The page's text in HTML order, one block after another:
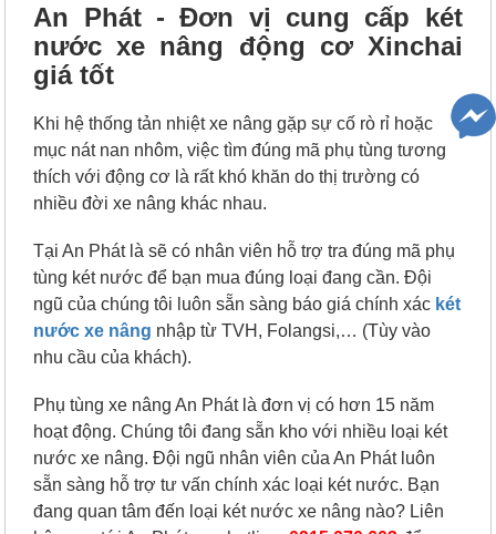
An Phát - Đơn vị cung cấp két
nước xe nâng động cơ Xinchai
giá tốt
Khi hệ thống tản nhiệt xe nâng gặp sự cố rò rỉ hoặc
mục nát nan nhôm, việc tìm đúng mã phụ tùng tương
thích với động cơ là rất khó khăn do thị trường có
nhiều đời xe nâng khác nhau.
Tại An Phát là sẽ có nhân viên hỗ trợ tra đúng mã phụ
tùng két nước để bạn mua đúng loại đang cần. Đội
ngũ của chúng tôi luôn sẵn sàng báo giá chính xác két
nước xe nâng nhập từ TVH, Folangsi,… (Tùy vào
nhu cầu của khách).
Phụ tùng xe nâng An Phát là đơn vị có hơn 15 năm
hoạt động. Chúng tôi đang sẵn kho với nhiều loại két
nước xe nâng. Đội ngũ nhân viên của An Phát luôn
sẵn sàng hỗ trợ tư vấn chính xác loại két nước. Bạn
đang quan tâm đến loại két nước xe nâng nào? Liên